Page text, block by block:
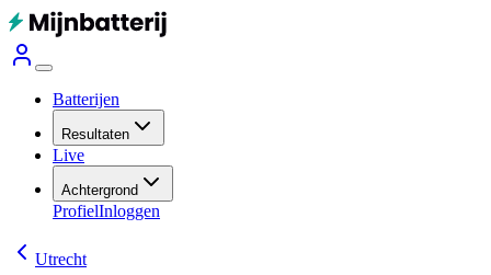
Batterijen
Resultaten
Live
Achtergrond
ProfielInloggen
Utrecht